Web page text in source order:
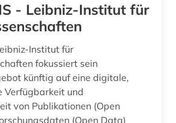
- Leibniz-Institut für
Institut für
fokussiert sein
künftig auf eine digitale,
Verfügbarkeit und
von Publikationen (Open
(Open Data)